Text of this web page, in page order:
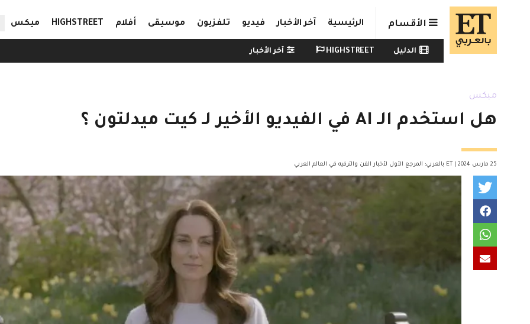
Skip to main content
الأقسام الرئيسية آخر الأخبار فيديو تلفزيون موسيقى أفلام HIGHSTREET ميكس
Watch menu
الدليل HIGHSTREET آخر الأخبار
ميكس
هل استخدم الـ AI في الفيديو الأخير لـ كيت ميدلتون ؟
25 مارس 2024 | ET بالعربي: المرجع الأول لأخبار الفن والترفيه في العالم العربي